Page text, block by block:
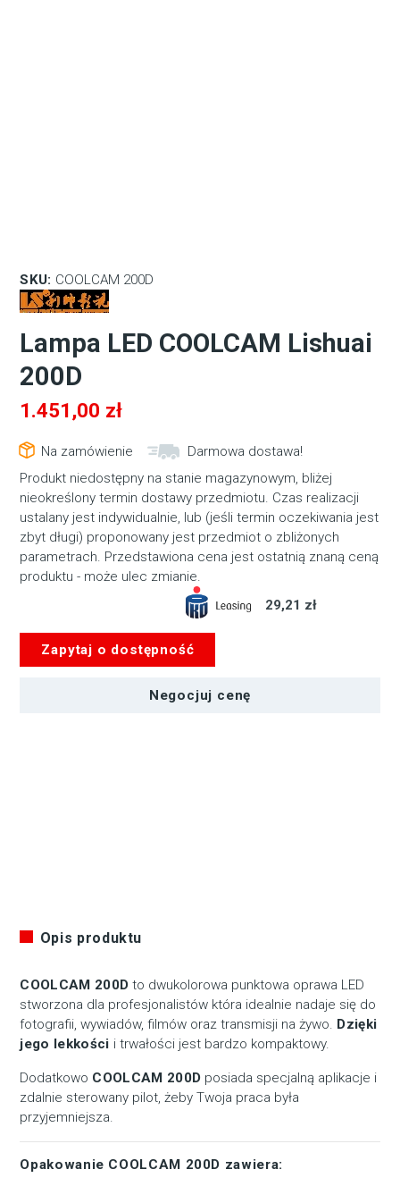
SKU: COOLCAM 200D
Lampa LED COOLCAM Lishuai
200D
1.451,00 zł
Na zamówienie
Darmowa dostawa!
Produkt niedostępny na stanie magazynowym, bliżej
nieokreślony termin dostawy przedmiotu. Czas realizacji
ustalany jest indywidualnie, lub (jeśli termin oczekiwania jest
zbyt długi) proponowany jest przedmiot o zbliżonych
parametrach. Przedstawiona cena jest ostatnią znaną ceną
produktu - może ulec zmianie.
29,21 zł
Zapytaj o dostępność
Negocjuj cenę
Opis produktu
COOLCAM 200D to dwukolorowa punktowa oprawa LED
stworzona dla profesjonalistów która idealnie nadaje się do
fotografii, wywiadów, filmów oraz transmisji na żywo. Dzięki
jego lekkości i trwałości jest bardzo kompaktowy.
Dodatkowo COOLCAM 200D posiada specjalną aplikacje i
zdalnie sterowany pilot, żeby Twoja praca była
przyjemniejsza.
Opakowanie COOLCAM 200D zawiera: